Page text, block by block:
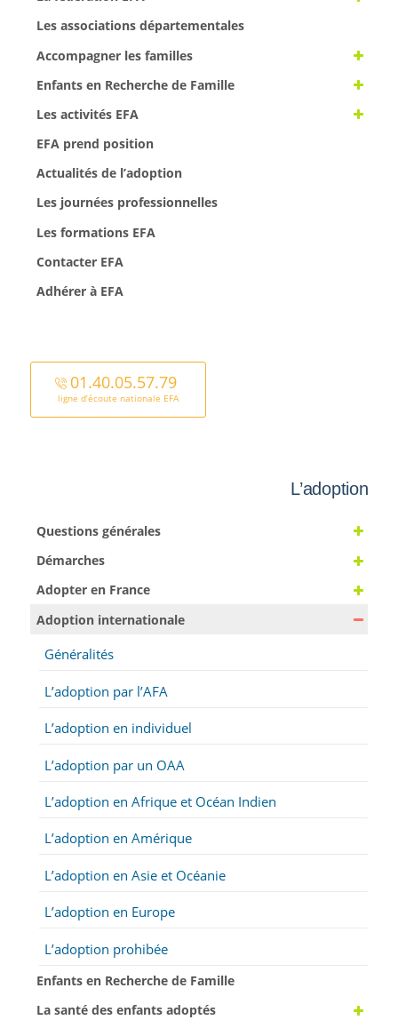
Les associations départementales
Accompagner les familles
Enfants en Recherche de Famille
Les activités EFA
EFA prend position
Actualités de l’adoption
Les journées professionnelles
Les formations EFA
Contacter EFA
Adhérer à EFA
01.40.05.57.79
ligne d’écoute nationale EFA
L’adoption
Questions générales
Démarches
Adopter en France
Adoption internationale
Généralités
L’adoption par l’AFA
L’adoption en individuel
L’adoption par un OAA
L’adoption en Afrique et Océan Indien
L’adoption en Amérique
L’adoption en Asie et Océanie
L’adoption en Europe
L’adoption prohibée
Enfants en Recherche de Famille
La santé des enfants adoptés